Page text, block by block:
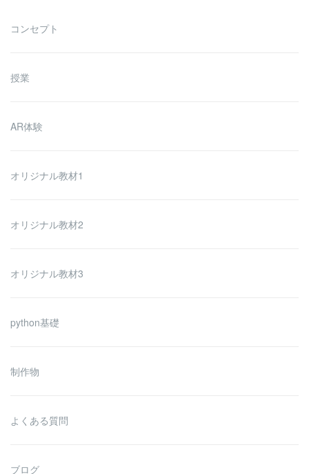
コンセプト
授業
AR体験
オリジナル教材1
オリジナル教材2
オリジナル教材3
python基礎
制作物
よくある質問
ブログ